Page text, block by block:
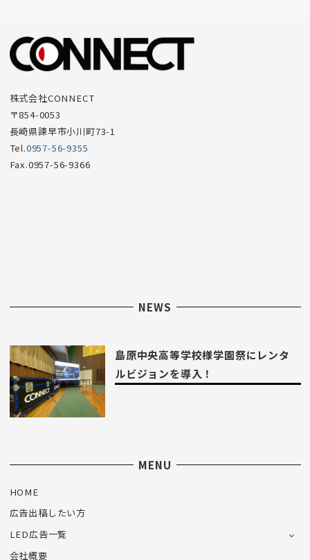
ー
項
株式会社CONNECT
〒854-0053
長崎県諫早市小川町73-1
Tel.0957-56-9355
Fax.0957-56-9366
NEWS
島原中央高等学校様学園祭にレンタ
ルビジョンを導入！
MENU
HOME
広告出稿したい方
LED広告一覧
会社概要